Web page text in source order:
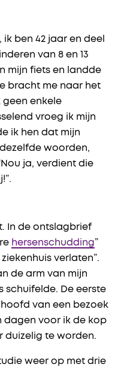
ben 42 jaar en deel
van 8 en 13
mijn fiets en landde
bracht me naar het
geen enkele
vroeg ik mijn
ik hen dat mijn
woorden,
ja, verdient die
In de ontslagbrief
hersenschudding”
verlaten”.
de arm van mijn
schuifelde. De eerste
van een bezoek
dagen voor ik de kop
duizelig te worden.
weer op met drie